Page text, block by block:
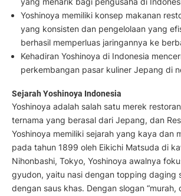
Yoshinoya memiliki konsep makanan
yang konsisten dan pengelolaan yang
berhasil memperluas jaringannya ke
Kehadiran Yoshinoya di Indonesia
perkembangan pasar kuliner Jepang di
Sejarah Yoshinoya Indonesia
Yoshinoya adalah salah satu merek
ternama yang berasal dari Jepang, dan
Yoshinoya memiliki sejarah yang kaya dan
pada tahun 1899 oleh Eikichi Matsuda di
Nihonbashi, Tokyo, Yoshinoya awalnya
gyudon, yaitu nasi dengan topping daging
dengan saus khas. Dengan slogan “murah,